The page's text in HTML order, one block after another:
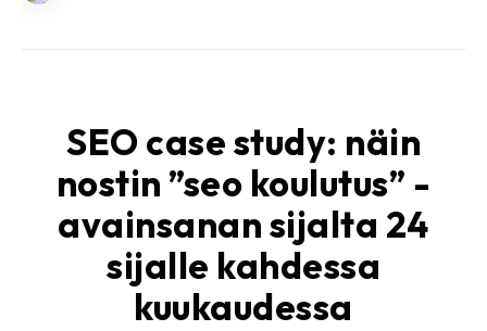
SEO case study: näin
nostin ”seo koulutus” -
avainsanan sijalta 24
sijalle kahdessa
kuukaudessa